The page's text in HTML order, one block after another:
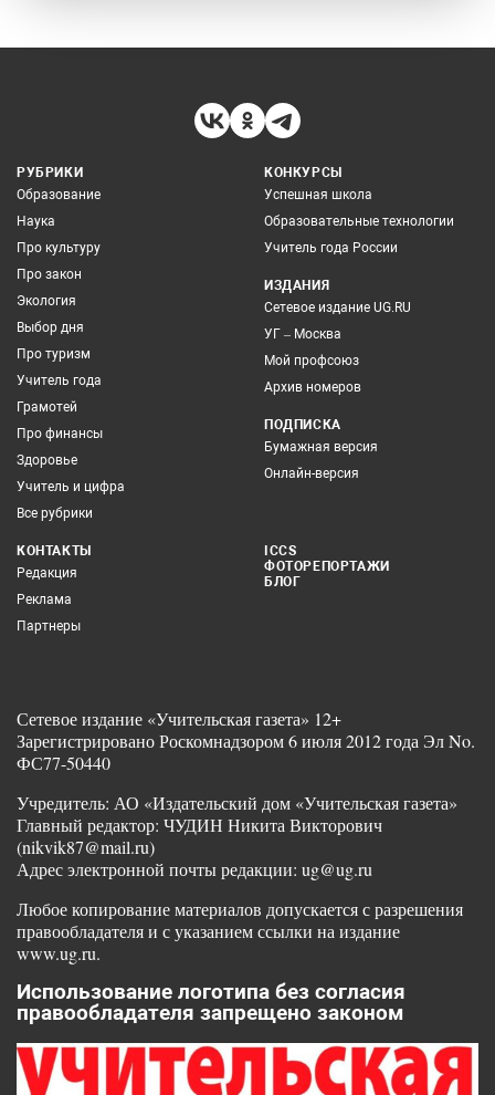
РУБРИКИ
Образование
Наука
Про культуру
Про закон
Экология
Выбор дня
Про туризм
Учитель года
Грамотей
Про финансы
Здоровье
Учитель и цифра
Все рубрики
КОНКУРСЫ
Успешная школа
Образовательные технологии
Учитель года России
ИЗДАНИЯ
Сетевое издание UG.RU
УГ – Москва
Мой профсоюз
Архив номеров
ПОДПИСКА
Бумажная версия
Онлайн-версия
КОНТАКТЫ
Редакция
Реклама
Партнеры
ICCS
ФОТОРЕПОРТАЖИ
БЛОГ
Сетевое издание «Учительская газета» 12+
Зарегистрировано Роскомнадзором 6 июля 2012 года Эл No.
ФС77-50440
Учредитель: АО «Издательский дом «Учительская газета»
Главный редактор: ЧУДИН Никита Викторович
(nikvik87@mail.ru)
Адрес электронной почты редакции: ug@ug.ru
Любое копирование материалов допускается с разрешения
правообладателя и с указанием ссылки на издание
www.ug.ru.
Использование логотипа без согласия
правообладателя запрещено законом